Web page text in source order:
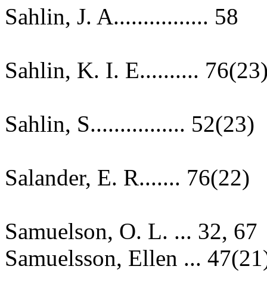
Sahlin, J. A................ 58
Sahlin, K. I. E..........
Sahlin, S................ 52(23)
Salander, E. R....... 76(22)
Samuelson, O. L. ... 32, 67
Samuelsson, Ellen ...